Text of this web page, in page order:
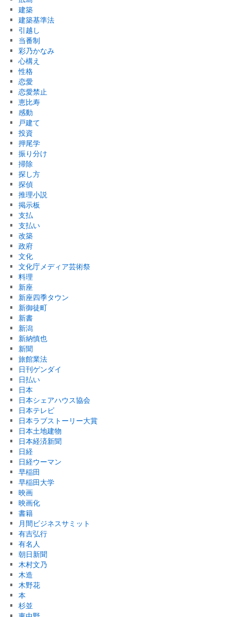
建築
建築基準法
引越し
当番制
彩乃かなみ
心構え
性格
恋愛
恋愛禁止
恵比寿
感動
戸建て
投資
押尾学
振り分け
掃除
探し方
探偵
推理小説
掲示板
支払
支払い
改築
政府
文化
文化庁メディア芸術祭
料理
新座
新座四季タウン
新御徒町
新書
新潟
新納慎也
新聞
旅館業法
日刊ゲンダイ
日払い
日本
日本シェアハウス協会
日本テレビ
日本ラブストーリー大賞
日本土地建物
日本経済新聞
日経
日経ウーマン
早稲田
早稲田大学
映画
映画化
書籍
月間ビジネスサミット
有吉弘行
有名人
朝日新聞
木村文乃
木造
木野花
本
杉並